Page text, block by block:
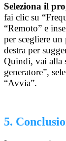
Seleziona il
fai clic su
“Remoto” e
per scegliere
destra per
Quindi, vai alla
generatore”,
“Avvia”.
5.